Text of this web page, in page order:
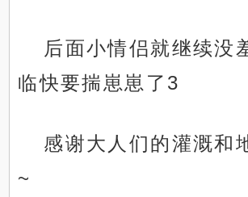
后面小情侣就继续没
临快要揣崽崽了3
感谢大人们的灌溉和
~